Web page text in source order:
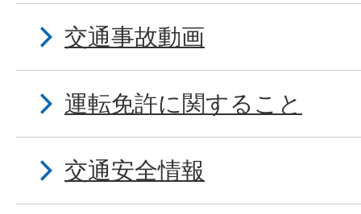
交通事故動画
運転免許に関すること
交通安全情報